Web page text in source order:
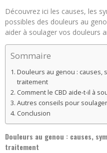
Découvrez ici les causes, les
possibles des douleurs au
aider à soulager vos douleurs
Sommaire
Douleurs au genou : causes,
traitement
Comment le CBD aide-t-il à
Autres conseils pour
Conclusion
Douleurs au genou : causes,
traitement